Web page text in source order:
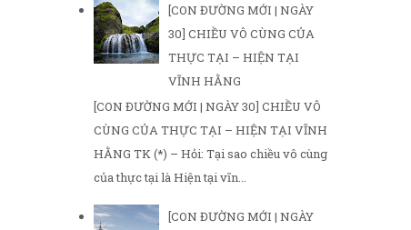
[CON ĐƯỜNG MỚI | NGÀY
30] CHIỀU VÔ CÙNG CỦA
THỰC TẠI – HIỆN TẠI
VĨNH HẰNG
[CON ĐƯỜNG MỚI | NGÀY 30] CHIỀU VÔ
CÙNG CỦA THỰC TẠI – HIỆN TẠI VĨNH
HẰNG TK (*) – Hỏi: Tại sao chiều vô cùng
của thực tại là Hiện tại vĩn...
[CON ĐƯỜNG MỚI | NGÀY